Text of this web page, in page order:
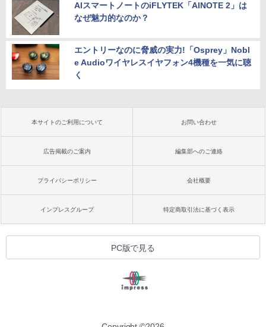
AIスマートノートのiFLYTEK「AINOTE 2」は
なぜ魅力的なのか？
エントリーなのに脅威の実力!「Osprey」Nobl
e Audioワイヤレスイヤフォン4機種を一気に聴
く
本サイトのご利用について お問い合わせ
広告掲載のご案内 編集部へのご連絡
プライバシーポリシー 会社概要
インプレスグループ 特定商取引法に基づく表示
PC版で見る